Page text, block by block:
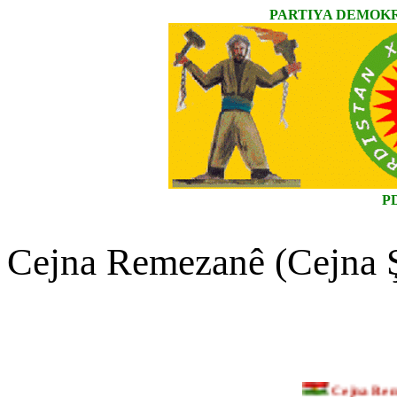
PARTIYA
Cejna Remezanê
Cejna